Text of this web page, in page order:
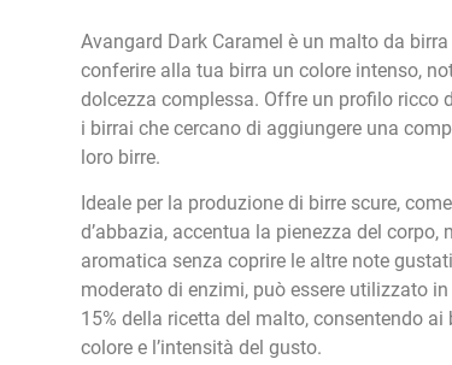
Avangard Dark Caramel è un malto da
conferire alla tua birra un colore intenso,
dolcezza complessa. Offre un profilo ricco
i birrai che cercano di aggiungere una
loro birre.
Ideale per la produzione di birre scure,
d’abbazia, accentua la pienezza del
aromatica senza coprire le altre note
moderato di enzimi, può essere utilizzato
15% della ricetta del malto, consentendo
colore e l’intensità del gusto.